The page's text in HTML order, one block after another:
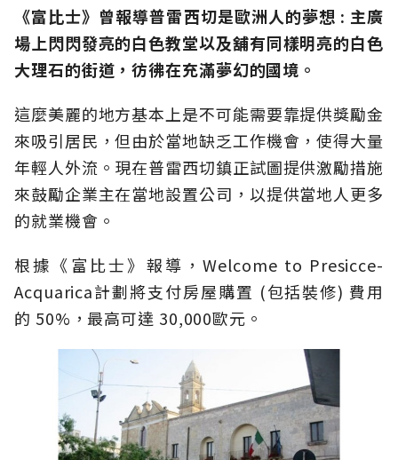
《富比士》曾報導普雷西切是歐洲人的夢想 : 主廣
場上閃閃發亮的白色教堂以及舖有同樣明亮的白色
大理石的街道，彷彿在充滿夢幻的國境。
這麼美麗的地方基本上是不可能需要靠提供獎勵金
來吸引居民，但由於當地缺乏工作機會，使得大量
年輕人外流。現在普雷西切鎮正試圖提供激勵措施
來鼓勵企業主在當地設置公司，以提供當地人更多
的就業機會。
根據《富比士》報導，Welcome to Presicce-
Acquarica計劃將支付房屋購置 (包括裝修) 費用
的 50%，最高可達 30,000歐元。